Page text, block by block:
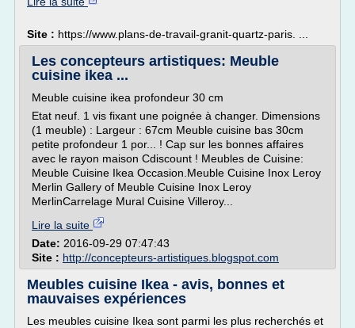
Site : https://www.plans-de-travail-granit-quartz-paris. ...
Les concepteurs artistiques: Meuble
cuisine ikea ...
Meuble cuisine ikea profondeur 30 cm
Etat neuf. 1 vis fixant une poignée à changer. Dimensions
(1 meuble) : Largeur : 67cm Meuble cuisine bas 30cm
petite profondeur 1 por... ! Cap sur les bonnes affaires
avec le rayon maison Cdiscount ! Meubles de Cuisine:
Meuble Cuisine Ikea Occasion.Meuble Cuisine Inox Leroy
Merlin Gallery of Meuble Cuisine Inox Leroy
MerlinCarrelage Mural Cuisine Villeroy...
Lire la suite
Date: 2016-09-29 07:47:43
Site : http://concepteurs-artistiques.blogspot.com
Meubles cuisine Ikea - avis, bonnes et
mauvaises expériences
Les meubles cuisine Ikea sont parmi les plus recherchés et